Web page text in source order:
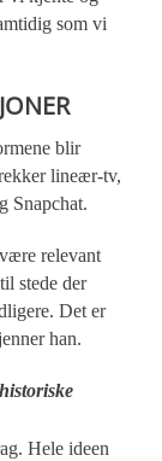
som vi
blir
lineær-tv,
Snapchat.
relevant
stede der
Det er
han.
Hele ideen